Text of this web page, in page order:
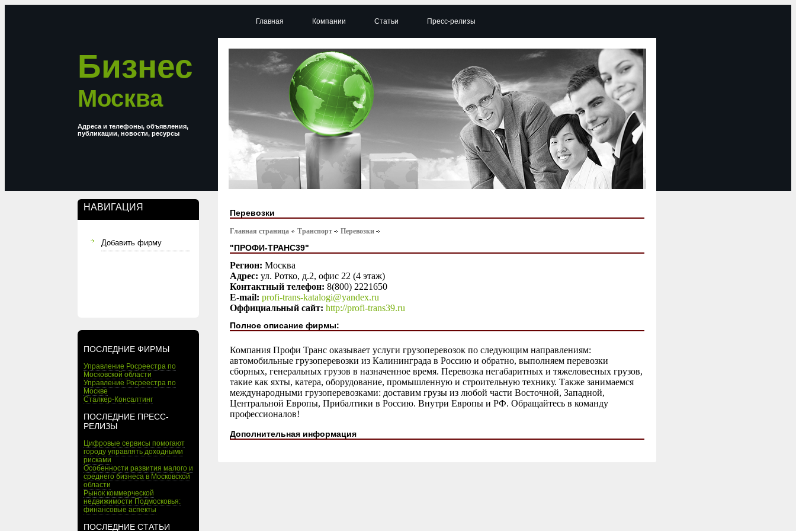
Бизнес
Москва
Адреса и телефоны, объявления,
публикации, новости, ресурсы
НАВИГАЦИЯ
Добавить фирму
ПОСЛЕДНИЕ ФИРМЫ
Управление Росреестра по
Московской области
Управление Росреестра по
Москве
Сталкер-Консалтинг
ПОСЛЕДНИЕ ПРЕСС-
РЕЛИЗЫ
Цифровые сервисы помогают
городу управлять доходными
рисками
Особенности развития малого и
среднего бизнеса в Московской
области
Рынок коммерческой
недвижимости Подмосковья:
финансовые аспекты
ПОСЛЕДНИЕ СТАТЬИ
Главная Компании Статьи Пресс-релизы
Перевозки
Главная страница Транспорт Перевозки
"ПРОФИ-ТРАНС39"
Регион: Москва
Адрес: ул. Ротко, д.2, офис 22 (4 этаж)
Контактный телефон: 8(800) 2221650
E-mail: profi-trans-katalogi@yandex.ru
Оффициальный сайт: http://profi-trans39.ru
Полное описание фирмы:
Компания Профи Транс оказывает услуги грузоперевозок по следующим направлениям:
автомобильные грузоперевозки из Калининграда в Россию и обратно, выполняем перевозки
сборных, генеральных грузов в назначенное время. Перевозка негабаритных и тяжеловесных грузов,
такие как яхты, катера, оборудование, промышленную и строительную технику. Также занимаемся
международными грузоперевозками: доставим грузы из любой части Восточной, Западной,
Центральной Европы, Прибалтики в Россию. Внутри Европы и РФ. Обращайтесь в команду
профессионалов!
Дополнительная информация